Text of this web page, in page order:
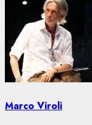
Marco Viroli